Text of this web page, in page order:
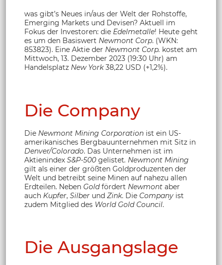
was gibt’s Neues in/aus der Welt der Rohstoffe,
Emerging Markets und Devisen? Aktuell im
Fokus der Investoren: die Edelmetalle! Heute geht
es um den Basiswert Newmont Corp. (WKN:
853823). Eine Aktie der Newmont Corp. kostet am
Mittwoch, 13. Dezember 2023 (19:30 Uhr) am
Handelsplatz New York38,22 USD (+1,2%).
Die Company
Die Newmont Mining Corporation ist ein US-
amerikanisches Bergbauunternehmen mit Sitz in
Denver/Colorado. Das Unternehmen ist im
Aktienindex S&P-500 gelistet. Newmont Mining
gilt als einer der größten Goldproduzenten der
Welt und betreibt seine Minen auf nahezu allen
Erdteilen. Neben Goldfördert Newmont aber
auch Kupfer, Silber und Zink. Die Company ist
zudem Mitglied des World Gold Council.
Die Ausgangslage